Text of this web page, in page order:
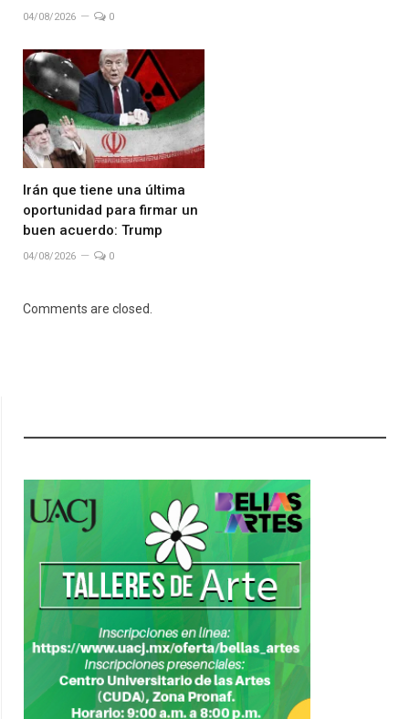
04/08/2026 0
Irán que tiene una última
oportunidad para firmar un
buen acuerdo: Trump
04/08/2026 0
Comments are closed.